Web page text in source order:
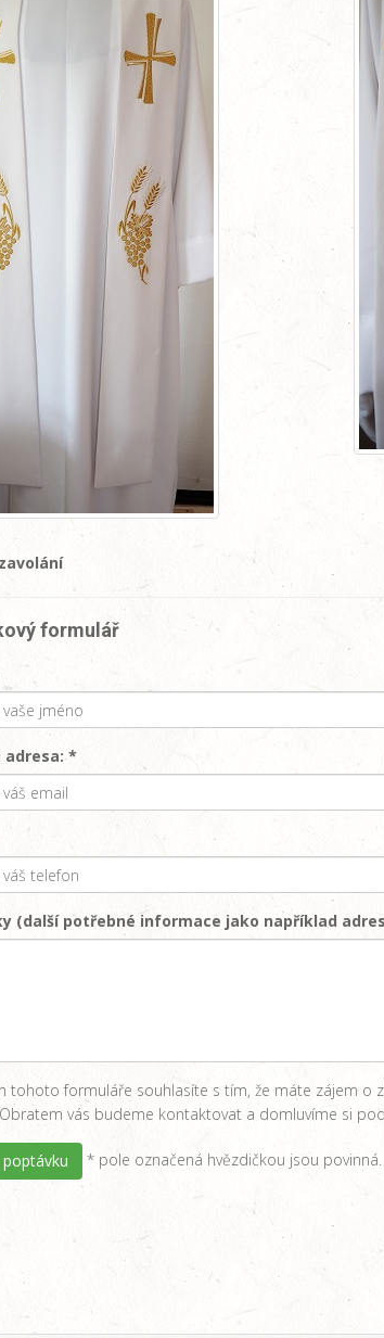
formulář
adresa: *
(další potřebné informace jako například
tohoto formuláře souhlasíte s tím, že máte zájem o
vás budeme kontaktovat a domluvíme si
* pole označená hvězdičkou jsou povinná.